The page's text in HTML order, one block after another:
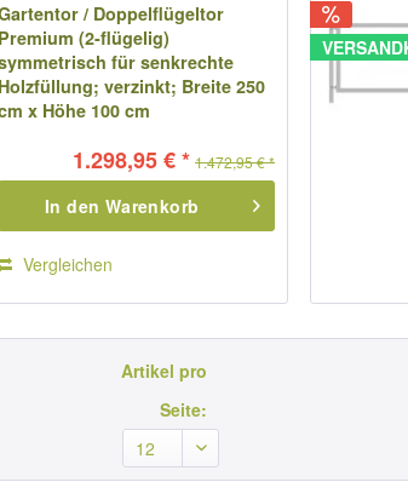
/ Doppelflügeltor
Premium (2-flügelig)
für senkrechte
Holzfüllung; verzinkt; Breite 250
x Höhe 100 cm
1.298,95 € * 1.472,95 € *
In den Warenkorb
Vergleichen
Artikel pro
Seite: